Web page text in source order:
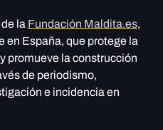
la Fundación Maldita.es,
en España, que protege la
promueve la construcción
de periodismo,
e incidencia en